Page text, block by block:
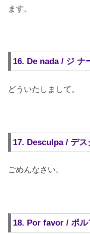
ます。
16. De nada / ジ ナ
どういたしまして。
17. Desculpa / デス
ごめんなさい。
18. Por favor / ポル